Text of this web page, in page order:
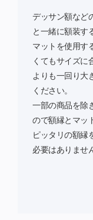
デッサン額など
と一緒に額装す
マットを使用す
くてもサイズに
よりも一回り大
ください。
一部の商品を除
ので額縁とマッ
ピッタリの額縁
必要はありませ